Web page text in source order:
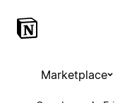
Marketplace